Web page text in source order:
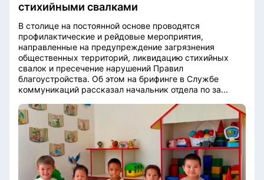
стихийными свалками
В столице на постоянной основе проводятся
профилактические и рейдовые мероприятия,
направленные на предупреждение загрязнения
общественных территорий, ликвидацию стихийных
свалок и пресечение нарушений Правил
благоустройства. Об этом на брифинге в Службе
коммуникаций рассказал начальник отдела по за...